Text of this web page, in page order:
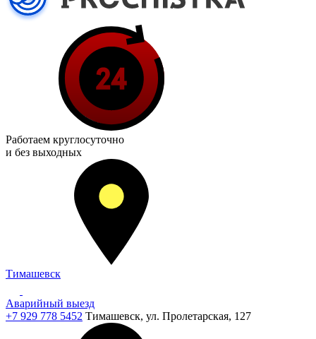
Работаем круглосуточно
и без выходных
Тимашевск
Аварийный выезд
+7 929 778 5452 Тимашевск, ул. Пролетарская, 127